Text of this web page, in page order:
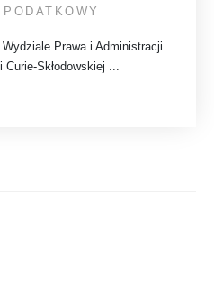
Wydziale Prawa i Administracji
Skłodowskiej ...